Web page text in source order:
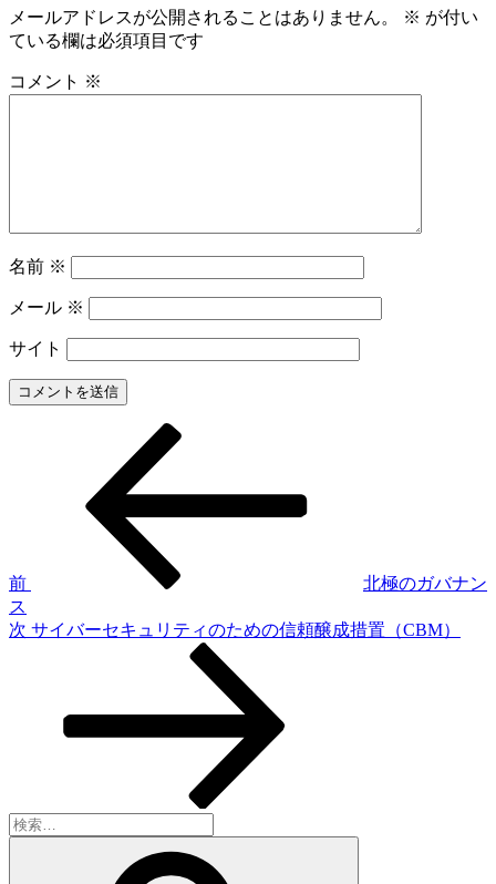
メールアドレスが公開されることはありません。 ※ が付い
ている欄は必須項目です
コメント ※
名前 ※
メール ※
サイト
ゲ
ー
前
北極のガバナン
ス
次
次 サイバーセキュリティのための信頼醸成措置（CBM）
検
索: